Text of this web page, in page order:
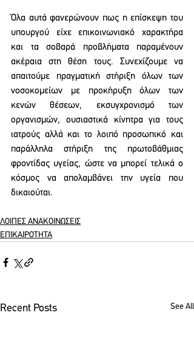
Όλα αυτά φανερώνουν πως η επίσκεψη του
υπουργού είχε επικοινωνιακό χαρακτήρα
και τα σοβαρά προβλήματα παραμένουν
ακέραια στη θέση τους. Συνεχίζουμε να
απαιτούμε πραγματική στήριξη όλων των
νοσοκομείων με προκήρυξη όλων των
κενών θέσεων, εκσυγχρονισμό των
οργανισμών, ουσιαστικά κίνητρα για τους
ιατρούς αλλά και το λοιπό προσωπικό και
παράλληλα στήριξη της πρωτοβάθμιας
φροντίδας υγείας, ώστε να μπορεί τελικά ο
κόσμος να απολαμβάνει την υγεία που
δικαιούται.
ΛΟΙΠΕΣ ΑΝΑΚΟΙΝΩΣΕΙΣ
ΕΠΙΚΑΙΡΟΤΗΤΑ
Recent Posts See All